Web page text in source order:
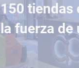
150 tiendas
la fuerza de